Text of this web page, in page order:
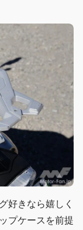
好きなら嬉しく
プケースを前提